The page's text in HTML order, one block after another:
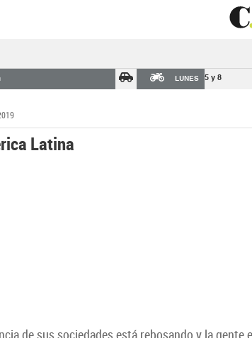
LUNES 5 y 8
Latina
de sus sociedades está rebosando y la